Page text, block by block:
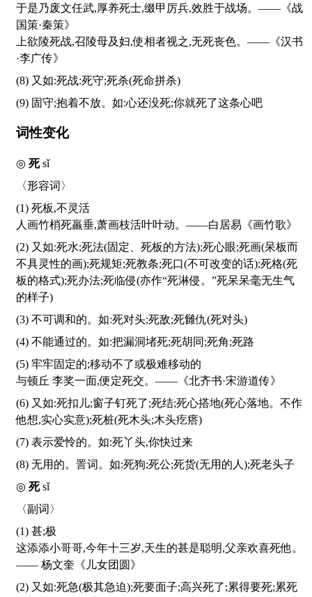
于是乃废文任武,厚养死士,缀甲厉兵,效胜于战场。——《战
国策·秦策》
上欲陵死战,召陵母及妇,使相者视之,无死丧色。——《汉书
·李广传》
(8) 又如:死战:死守;死杀(死命拼杀)
(9) 固守;抱着不放。如:心还没死;你就死了这条心吧
词性变化
死 sǐ
〈形容词〉
(1) 死板,不灵活
人画竹梢死羸垂,萧画枝活叶叶动。——白居易《画竹歌》
(2) 又如:死水;死法(固定、死板的方法);死心眼;死画(呆板而
不具灵性的画);死规矩;死教条;死口(不可改变的话);死格(死
板的格式);死办法;死临侵(亦作“死淋侵。”死呆呆毫无生气
的样子)
(3) 不可调和的。如:死对头;死敌;死雠仇(死对头)
(4) 不能通过的。如:把漏洞堵死;死胡同;死角;死路
(5) 牢牢固定的;移动不了或极难移动的
与顿丘 李奖一面,便定死交。——《北齐书·宋游道传》
(6) 又如:死扣儿;窗子钉死了;死结;死心搭地(死心落地。不作
他想,实心实意);死桩(死木头;木头疙瘩)
(7) 表示爱怜的。如:死丫头,你快过来
(8) 无用的。詈词。如:死狗;死公;死货(无用的人);死老头子
死 sǐ
〈副词〉
(1) 甚;极
这添添小哥哥,今年十三岁,天生的甚是聪明,父亲欢喜死他。
—— 杨文奎《儿女团圆》
(2) 又如:死急(极其急迫);死要面子;高兴死了;累得要死;累死